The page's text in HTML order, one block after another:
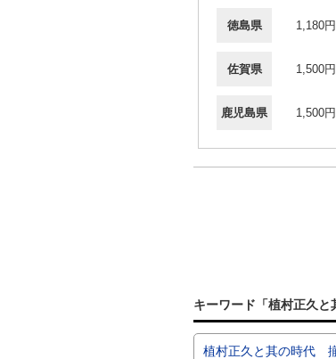
徳島県 1,180円
佐賀県 1,500円
鹿児島県 1,500円
キーワード「植村正久
植村正久と其の時代